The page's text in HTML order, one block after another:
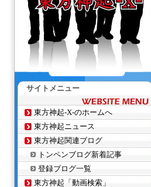
サイトメニュー
東方神起-X-のホームへ
東方神起ニュース
東方神起関連ブログ
トンペンブログ新着記事
登録ブログ一覧
東方神起「動画検索」